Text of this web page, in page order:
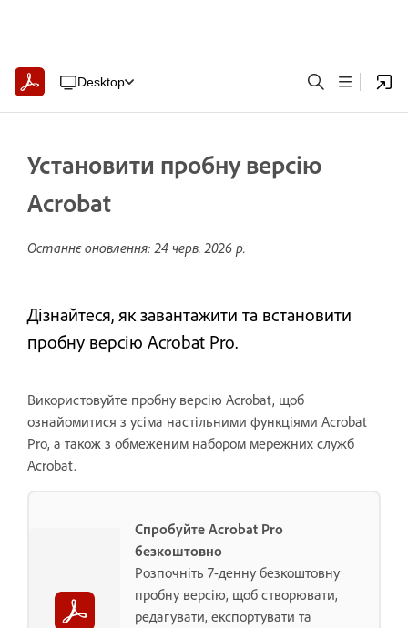
Desktop
Установити пробну версію
Acrobat
Останнє оновлення:24 черв. 2026 р.
Дізнайтеся, як завантажити та встановити
пробну версію Acrobat Pro.
Використовуйте пробну версію Acrobat, щоб
ознайомитися з усіма настільними функціями Acrobat
Pro, а також з обмеженим набором мережних служб
Acrobat.
Спробуйте Acrobat Pro
безкоштовно
Розпочніть 7-денну безкоштовну
пробну версію, щоб створювати,
редагувати, експортувати та